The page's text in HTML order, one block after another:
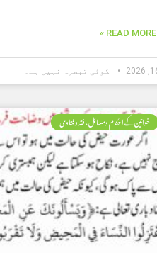
READ MORE »
کوئی تبصرہ نہیں ہے۔
خواتین کے احکام ومسائل، فقہ وفتاویٰ